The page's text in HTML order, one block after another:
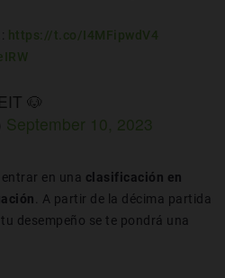
https://t.co/I4MFipwdV4
🐶
September 10, 2023
en una clasificación en
. A partir de la décima partida
desempeño se te pondrá una